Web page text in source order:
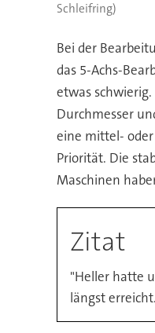
Schleifring)
Bei der
das 5-Achs-
etwas
Durchmesser
eine mittel-
Priorität. Die
Maschinen
Zitat
"Heller hatte
längst